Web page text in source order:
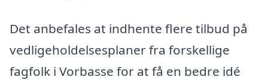
Det anbefales at indhente flere tilbud på
vedligeholdelsesplaner fra forskellige
fagfolk i Vorbasse for at få en bedre idé